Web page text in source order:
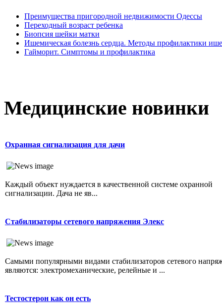
Преимущества пригородной недвижимости Одессы
Переходный возраст ребенка
Биопсия шейки матки
Ишемическая болезнь сердца. Методы профилактики
Гайморит. Симптомы и профилактика
Медицинские новинки
Охранная сигнализация для дачи
Каждый объект нуждается в качественной системе охранной
сигнализации. Дача не яв...
Стабилизаторы сетевого напряжения Элекс
Самыми популярными видами стабилизаторов сетевого
являются: электромеханические, релейные и ...
Тестостерон как он есть